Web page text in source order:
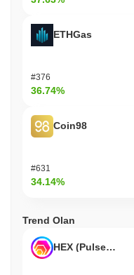
ETHGas
#376
36.74%
Coin98
#631
34.14%
Trend Olan
HEX (Pulsechain)